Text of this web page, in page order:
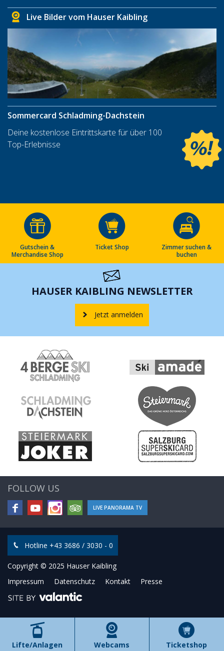
Lifte/Anlagen Webcams Ticketshop
Live Bilder vom Hauser Kaibling
Sommercard Schladming-Dachstein
Deine kostenlose Eintrittskarte für über 100
Top-Erlebnisse
Gutschein &
Merchandise Shop
Ticket Shop
Zimmer suchen &
buchen
HAUSER KAIBLING NEWSLETTER
Jetzt anmelden
FOLLOW US
LIVE PANORAMA TV
Hotline +43 3686 / 3030 - 0
Copyright © 2025 Hauser Kaibling
Impressum
Datenschutz Kontakt Presse